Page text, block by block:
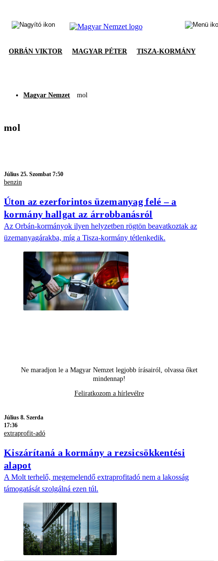
ORBÁN VIKTOR MAGYAR PÉTER TISZA-KORMÁNY
Magyar Nemzet mol
mol
Július 25. Szombat 7:50
benzin
Úton az ezerforintos üzemanyag felé – a
kormány hallgat az árrobbanásról
Az Orbán-kormányok ilyen helyzetben rögtön beavatkoztak az
üzemanyagárakba, míg a Tisza-kormány tétlenkedik.
Ne maradjon le a Magyar Nemzet legjobb írásairól, olvassa őket
mindennap!
Feliratkozom a hírlevélre
Július 8. Szerda
17:36
extraprofit-adó
Kiszárítaná a kormány a rezsicsökkentési
alapot
A Molt terhelő, megemelendő extraprofitadó nem a lakosság
támogatását szolgálná ezen túl.